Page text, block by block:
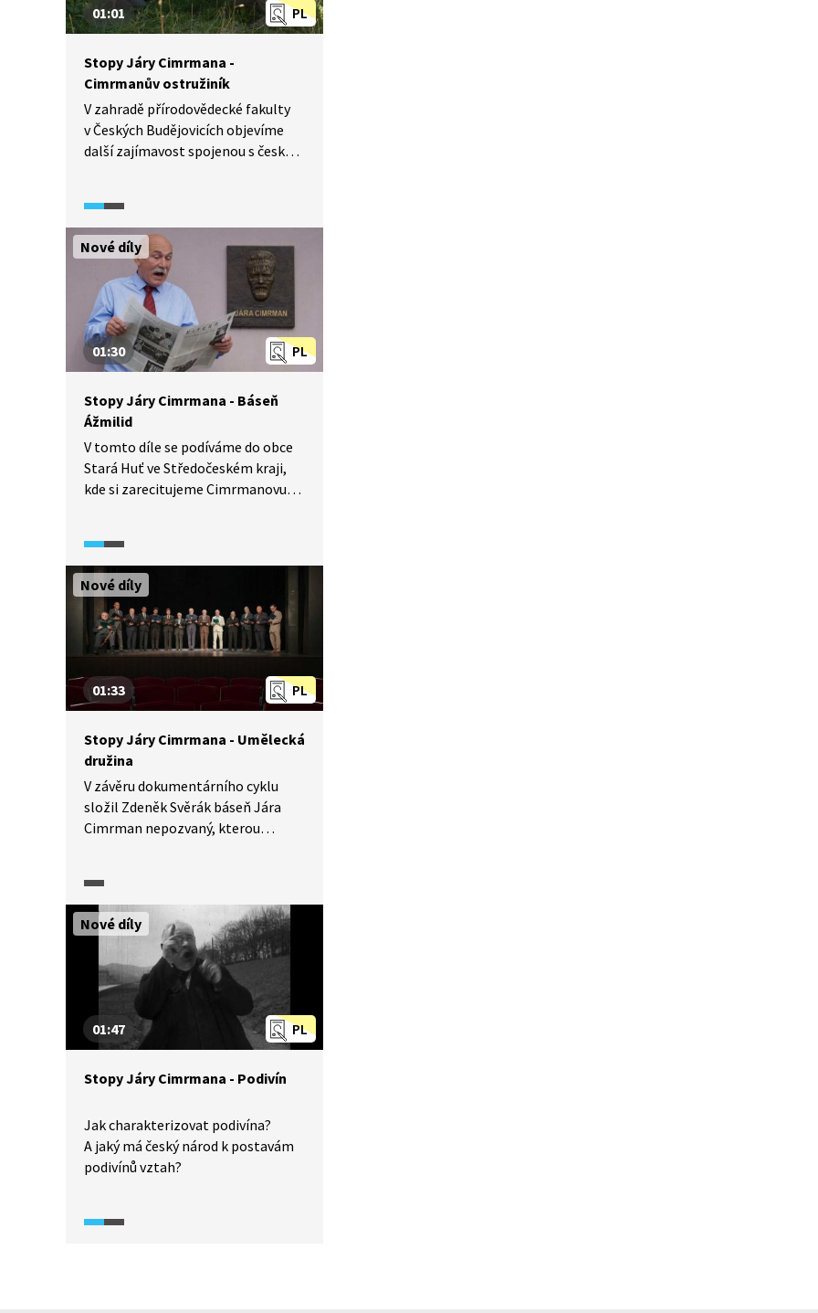
PL
01:01
Stopy Járy Cimrmana -
Cimrmanův ostružiník
V zahradě přírodovědecké fakulty
v Českých Budějovicích objevíme
další zajímavost spojenou s českým
Nové díly
PL
01:30
Stopy Járy Cimrmana - Báseň
Ážmilid
V tomto díle se podíváme do obce
Stará Huť ve Středočeském kraji,
kde si zarecitujeme Cimrmanovu
Nové díly
PL
01:33
Stopy Járy Cimrmana - Umělecká
družina
V závěru dokumentárního cyklu
složil Zdeněk Svěrák báseň Jára
Cimrman nepozvaný, kterou
chvalozpěv si mohou vyzkoušet
i žáci, a to v úkolu, který najdou
v pracovním listě.
Nové díly
PL
01:47
Stopy Járy Cimrmana - Podivín
Jak charakterizovat podivína?
A jaký má český národ k postavám
podivínů vztah?